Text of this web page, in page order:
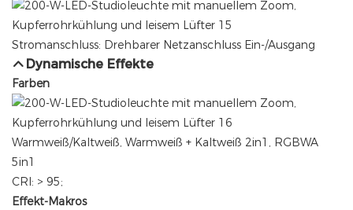
Stromanschluss: Drehbarer Netzanschluss Ein-/Ausgang
Dynamische Effekte
Farben
Warmweiß/Kaltweiß, Warmweiß + Kaltweiß 2in1, RGBWA
5in1
CRI: > 95;
Effekt-Makros